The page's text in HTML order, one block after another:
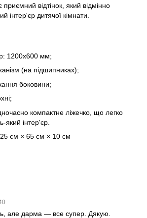
відтінок, який відмінно
інтер'єр дитячої кімнати.
1200х600 мм;
(на підшипниках);
боковини;
компактне ліжечко, що легко
який інтер'єр.
см × 65 см × 10 см
але дарма — все супер. Дякую.